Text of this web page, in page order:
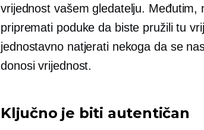
vrijednost vašem gledatelju. Međutim,
pripremati poduke da biste pružili tu
jednostavno natjerati nekoga da se
donosi vrijednost.
Ključno je biti autentičan